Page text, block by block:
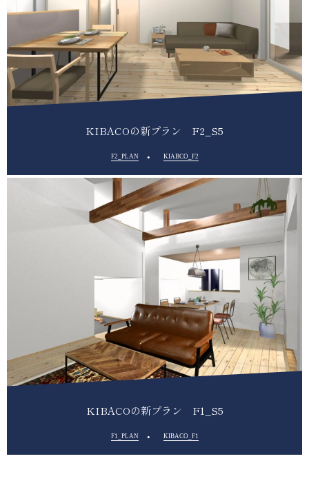
KIBACOの新プラン F2_S5
F2_PLAN KIABCO_F2
KIBACOの新プラン F1_S5
F1_PLAN KIBACO_F1